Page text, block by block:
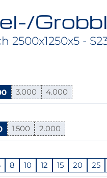
2500x1250x5 -
3.000 4.000
1.500 2.000
8 10 12 15 20 25